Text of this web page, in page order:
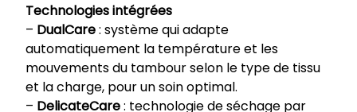
Technologies intégrées
– DualCare: système qui adapte
automatiquement la température et les
mouvements du tambour selon le type de tissu
et la charge, pour un soin optimal.
– DelicateCare: technologie de séchage par